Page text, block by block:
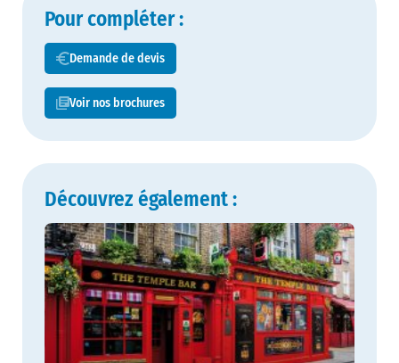
Pour compléter :
Demande de devis
Voir nos brochures
Découvrez également :